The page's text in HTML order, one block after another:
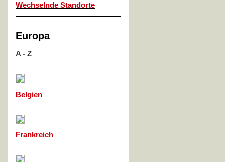
Wechselnde Standorte
Europa
A - Z
Belgien
Frankreich